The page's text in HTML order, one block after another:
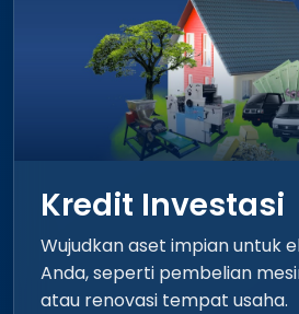
Kredit Investasi
Wujudkan aset impian untuk
Anda, seperti pembelian
atau renovasi tempat usaha.